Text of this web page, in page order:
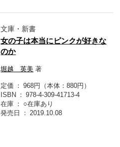
文庫・新書
女の子は本当にピンクが好きな
のか
堀越 英美 著
定価
968円（本体：880円）
ISBN
978-4-309-41713-4
在庫
○在庫あり
発売日
2019.10.08